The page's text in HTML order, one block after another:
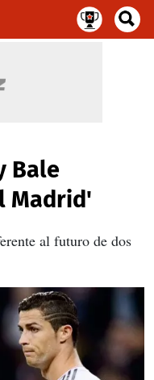
Bale
Madrid'
al futuro de dos